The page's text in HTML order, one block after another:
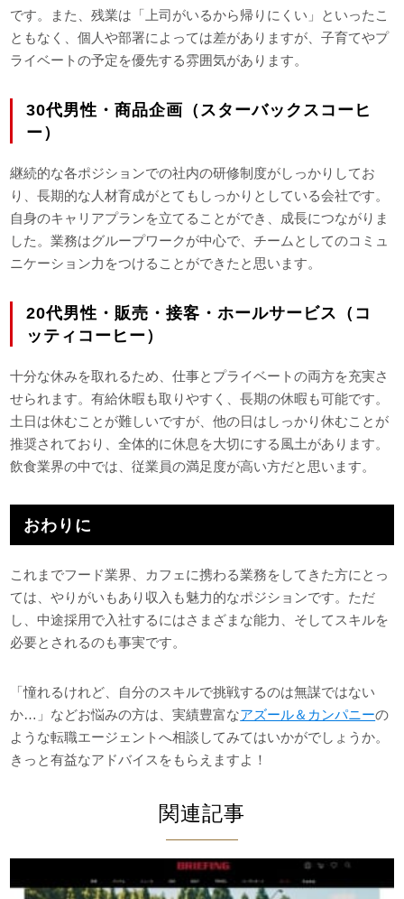
です。また、残業は「上司がいるから帰りにくい」といったこ
ともなく、個人や部署によっては差がありますが、子育てやプ
ライベートの予定を優先する雰囲気があります。
30代男性・商品企画（スターバックスコーヒ
ー）
継続的な各ポジションでの社内の研修制度がしっかりしてお
り、長期的な人材育成がとてもしっかりとしている会社です。
自身のキャリアプランを立てることができ、成長につながりま
した。業務はグループワークが中心で、チームとしてのコミュ
ニケーション力をつけることができたと思います。
20代男性・販売・接客・ホールサービス（コ
ッティコーヒー）
十分な休みを取れるため、仕事とプライベートの両方を充実さ
せられます。有給休暇も取りやすく、長期の休暇も可能です。
土日は休むことが難しいですが、他の日はしっかり休むことが
推奨されており、全体的に休息を大切にする風土があります。
飲食業界の中では、従業員の満足度が高い方だと思います。
おわりに
これまでフード業界、カフェに携わる業務をしてきた方にとっ
ては、やりがいもあり収入も魅力的なポジションです。ただ
し、中途採用で入社するにはさまざまな能力、そしてスキルを
必要とされるのも事実です。
「憧れるけれど、自分のスキルで挑戦するのは無謀ではない
か…」などお悩みの方は、実績豊富なアズール＆カンパニーの
ような転職エージェントへ相談してみてはいかがでしょうか。
きっと有益なアドバイスをもらえますよ！
関連記事